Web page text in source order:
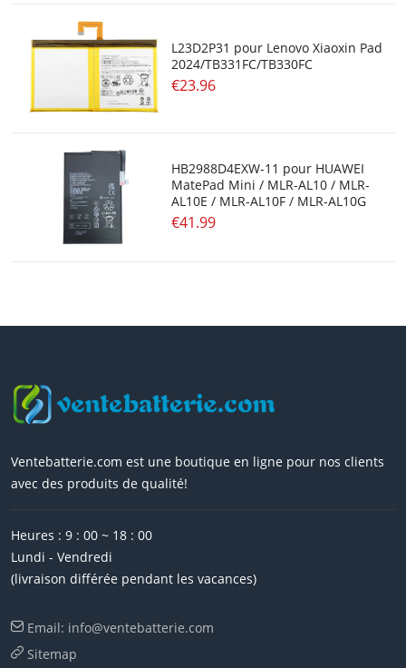
L23D2P31 pour Lenovo Xiaoxin Pad
2024/TB331FC/TB330FC
€23.96
HB2988D4EXW-11 pour HUAWEI
MatePad Mini / MLR-AL10 / MLR-
AL10E / MLR-AL10F / MLR-AL10G
€41.99
Ventebatterie.com est une boutique en ligne pour nos clients
avec des produits de qualité!
Heures : 9 : 00 ~ 18 : 00
Lundi - Vendredi
(livraison différée pendant les vacances)
Email: info@ventebatterie.com
Sitemap